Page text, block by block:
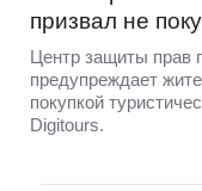
призвал не
Центр защиты прав
предупреждает
покупкой
Digitours.